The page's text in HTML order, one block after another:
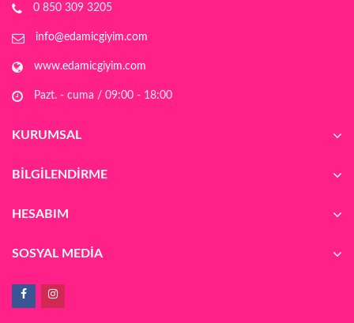
0 850 309 3205
info@edamicgiyim.com
www.edamicgiyim.com
Pazt. - cuma / 09:00 - 18:00
KURUMSAL
BILGILENDIRME
HESABIM
SOSYAL MEDIA